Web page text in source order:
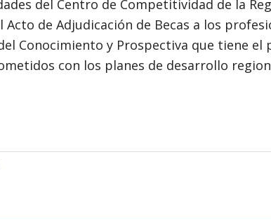
del Centro de Competitividad de la
de Adjudicación de Becas a los
Conocimiento y Prospectiva que tiene
con los planes de desarrollo